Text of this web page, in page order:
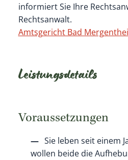
informiert Sie Ihre
Rechtsanwalt.
Amtsgericht Bad
Leistungsdetails
Voraussetzungen
Sie leben seit einem
wollen beide die